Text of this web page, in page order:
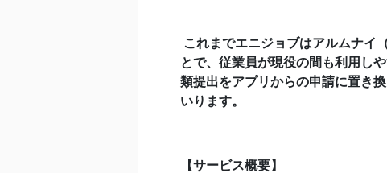
これまでエニジョブはアルムナイ
とで、従業員が現役の間も利用し
類提出をアプリからの申請に置き
いります。
【サービス概要】